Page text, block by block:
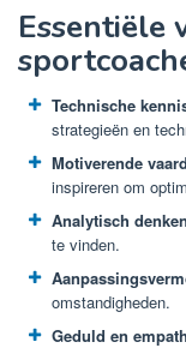
Essentiële
Technische
strategieën en
Motiverende
inspireren om
Analytisch denken
te vinden.
omstandigheden.
Geduld en